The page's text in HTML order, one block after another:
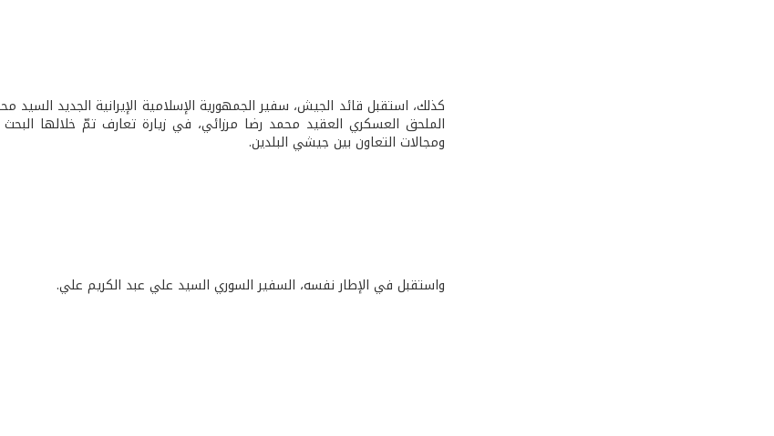
كذلك، استقبل قائد الجيش، سفير الجمهورية الإسلامية الإيرانية الجديد السيد
الملحق العسكري العقيد محمد رضا مرزائي، في زيارة تعارف تمّ خلالها البحث
ومجالات التعاون بين جيشي البلدين.
واستقبل في الإطار نفسه، السفير السوري السيد علي عبد الكريم علي.